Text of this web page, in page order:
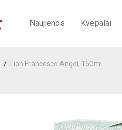
Naujienos Kvepalai
/ Lion Francesco Angel, 150ml